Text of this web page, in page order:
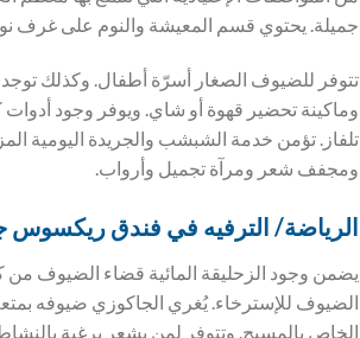
جميلة. يحتوي قسم المعيشة والنوم على غرف
تتوفر للضيوف الصغار أسرّة أطفال. وكذلك
وماكينة تحضير قهوة أو شاي. ويوفر وجود
تلفاز. تؤمن خدمة الشبشب والجريدة اليومية
ومجفف شعر ومرآة تجميل وأرواب.
الرياضة/ الترفيه في فندقريكسوس
يضمن وجود الزحليقة المائية قضاء الضيوف
الضيوف للإسترخاء. يُغري الجاكوزي ضيوفه
الخاص بالمسبح. وتتوفر لمن يشعر برغبة